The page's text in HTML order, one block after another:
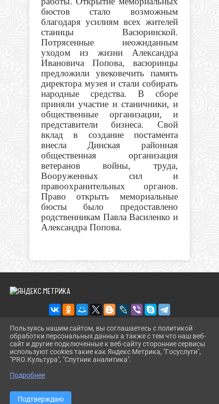
бюстов стало возможным
благодаря усилиям всех жителей
станицы Васюринской.
Потрясенные неожиданным
уходом из жизни Александра
Ивановича Попова, васюринцы
предложили увековечить память
директора музея и стали собирать
народные средства. В сборе
приняли участие и станичники, и
общественные организации, и
представители бизнеса. Свой
вклад в создание постамента
внесла Динская районная
общественная организация
ветеранов войны, труда,
Вооруженных сил и
правоохранительных органов.
Право открыть мемориальные
бюсты было предоставлено
родственникам Павла Василенко и
Александра Попова.
2026 Г. DINSKOIKULT.RU
ВХОД
КАРТА САЙТА
СДЕЛАНО НА KUBCMS
РАЗРАБОТКА И ПОДДЕРЖКА
Пользуясь нашим сайтом, вы соглашаетесь с политикой
обработки персональных данных а также с тем что наш веб-
сайт и другие подключенные к веб-сайту сторонние сервисы
используют cookies такие как Яндекс Метрика, "Госуслуги",
"PRO.Культура", "Спутник аналитика".
Подробнее
Подтверждаю